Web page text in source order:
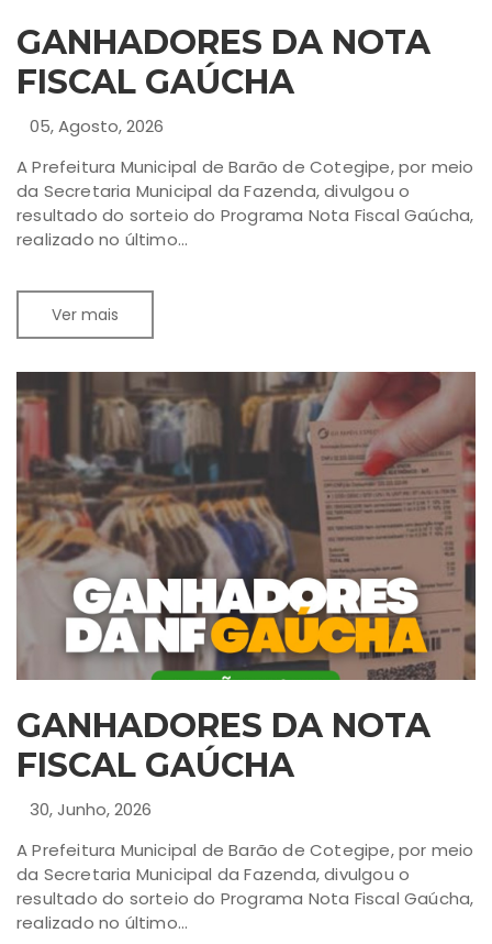
GANHADORES DA NOTA
FISCAL GAÚCHA
05, Agosto, 2026
A Prefeitura Municipal de Barão de Cotegipe, por meio
da Secretaria Municipal da Fazenda, divulgou o
resultado do sorteio do Programa Nota Fiscal Gaúcha,
realizado no último...
Ver mais
GANHADORES DA NOTA
FISCAL GAÚCHA
30, Junho, 2026
A Prefeitura Municipal de Barão de Cotegipe, por meio
da Secretaria Municipal da Fazenda, divulgou o
resultado do sorteio do Programa Nota Fiscal Gaúcha,
realizado no último...